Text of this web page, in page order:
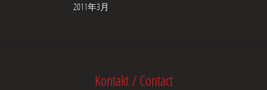
2011年3月
Kontakt / Contact